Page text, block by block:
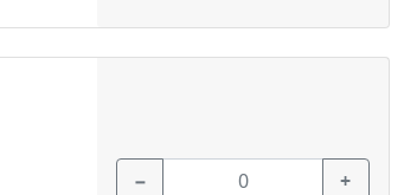
− +